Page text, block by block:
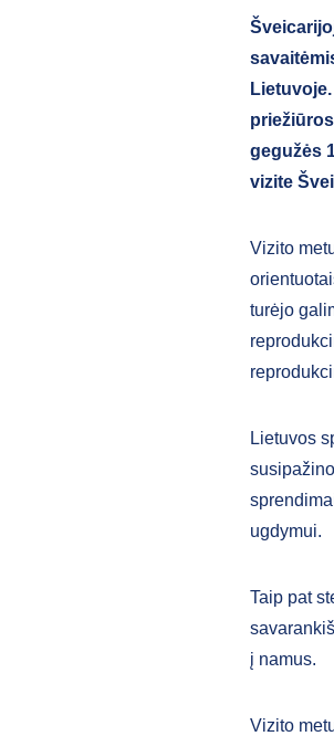
gegužės
vizite
Vizito
turėjo
Lietuvos
ugdymui.
Taip pat
į namus.
Vizito